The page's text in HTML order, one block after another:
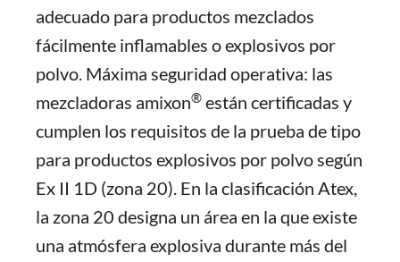
adecuado para productos mezclados
fácilmente inflamables o explosivos por
polvo. Máxima seguridad operativa: las
mezcladoras amixon® están certificadas y
cumplen los requisitos de la prueba de tipo
para productos explosivos por polvo según
Ex II 1D (zona 20). En la clasificación Atex,
la zona 20 designa un área en la que existe
una atmósfera explosiva durante más del